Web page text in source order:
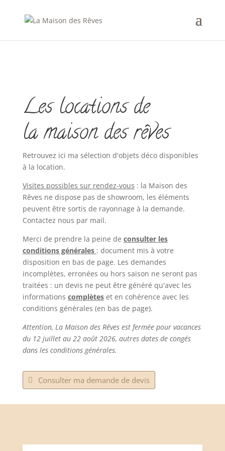
Les locations de
la maison des rêves
Retrouvez ici ma sélection d'objets déco disponibles
à la location.
Visites possibles sur rendez-vous : la Maison des
Rêves ne dispose pas de showroom, les éléments
peuvent être sortis de rayonnage à la demande.
Contactez nous par mail.
Merci de prendre la peine de consulter les
conditions générales : document mis à votre
disposition en bas de page. Les demandes
incomplètes, erronées ou hors saison ne seront pas
traitées : un devis ne peut être généré qu'avec les
informations complètes et en cohérence avec les
conditions générales (en bas de page).
Attention, La Maison des Rêves est fermée pour vacances
du 12 juillet au 22 août 2026, autres dates de congés
dans les conditions générales.
Consulter ma demande de devis